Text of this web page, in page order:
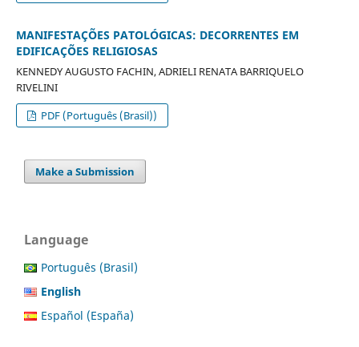
MANIFESTAÇÕES PATOLÓGICAS: DECORRENTES EM
EDIFICAÇÕES RELIGIOSAS
KENNEDY AUGUSTO FACHIN, ADRIELI RENATA BARRIQUELO
RIVELINI
PDF (Português (Brasil))
Make a Submission
Language
Português (Brasil)
English
Español (España)